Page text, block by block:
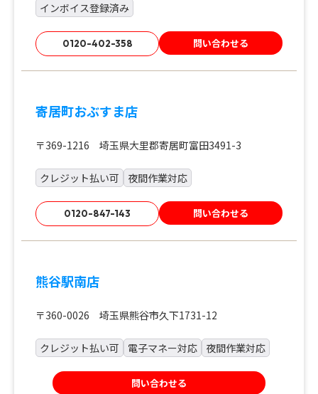
インボイス登録済み
0120-402-358 問い合わせる
寄居町おぶすま店
〒369-1216 埼玉県大里郡寄居町富田3491-3
クレジット払い可 夜間作業対応
0120-847-143 問い合わせる
熊谷駅南店
〒360-0026 埼玉県熊谷市久下1731-12
クレジット払い可 電子マネー対応 夜間作業対応
問い合わせる